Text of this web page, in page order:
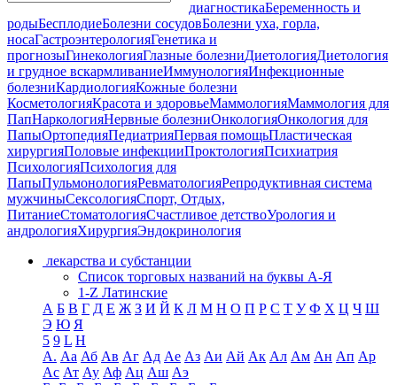
диагностикаБеременность и
родыБесплодиеБолезни сосудовБолезни уха, горла,
носаГастроэнтерологияГенетика и
прогнозыГинекологияГлазные болезниДиетологияДиетология
и грудное вскармливаниеИммунологияИнфекционные
болезниКардиологияКожные болезни
КосметологияКрасота и здоровьеМаммологияМаммология для
ПапНаркологияНервные болезниОнкологияОнкология для
ПапыОртопедияПедиатрияПервая помощьПластическая
хирургияПоловые инфекцииПроктологияПсихиатрия
ПсихологияПсихология для
ПапыПульмонологияРевматологияРепродуктивная система
мужчиныСексологияСпорт, Отдых,
ПитаниеСтоматологияСчастливое детствоУрология и
андрологияХирургияЭндокринология
лекарства и субстанции
Список торговых названий на буквы А-Я
1-Z Латинские
А Б В Г Д Е Ж З И Й К Л М Н О П Р С Т У Ф Х Ц Ч Ш
Э Ю Я
5 9 L H
А. Аа Аб Ав Аг Ад Ае Аз Аи Ай Ак Ал Ам Ан Ап Ар
Ас Ат Ау Аф Ац Аш Аэ